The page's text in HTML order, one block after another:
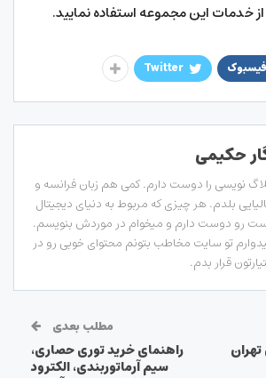
خدمات این مجموعه استفاده نمایید.
فیسبوک Twitter
حکیمی
نویسی را دوست دارم. کمی هم زبان فرانسه و
بلدم. هر چیزی که مربوط به دنیای دیجیتال
رو دوست دارم و میخوام در موردش بنویسم.
تو سایت مخاطب بتونم محتوای خوبی رو در
قرار بدم.
مطلب بعدی
راهنمای خرید توری حصاری،
سیم آرماتوربندی، الکترود